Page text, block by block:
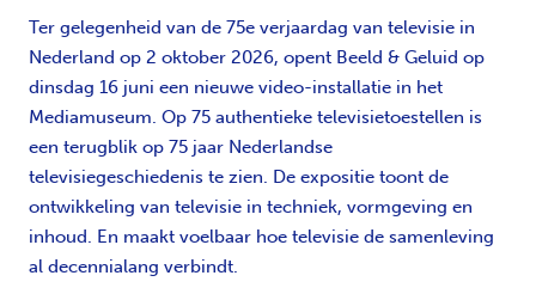
Ter gelegenheid van de 75e verjaardag van televisie in
Nederland op 2 oktober 2026, opent Beeld & Geluid op
dinsdag 16 juni een nieuwe video-installatie in het
Mediamuseum. Op 75 authentieke televisietoestellen is
een terugblik op 75 jaar Nederlandse
televisiegeschiedenis te zien. De expositie toont de
ontwikkeling van televisie in techniek, vormgeving en
inhoud. En maakt voelbaar hoe televisie de samenleving
al decennialang verbindt.